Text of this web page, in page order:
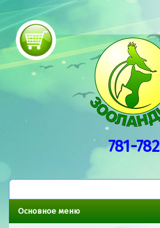
781-782
Основное меню